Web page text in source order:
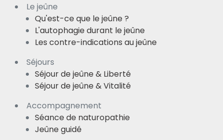
Le jeûne
Qu'est-ce que le jeûne ?
L'autophagie durant le jeûne
Les contre-indications au jeûne
Séjours
Séjour de jeûne & Liberté
Séjour de jeûne & Vitalité
Accompagnement
Séance de naturopathie
Jeûne guidé